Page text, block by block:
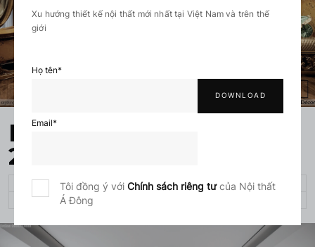
Xu hướng thiết kế nội thất mới nhất tại Việt Nam và trên thế
giới
Họ tên*
Email*
Tôi đồng ý với Chính sách riêng tưcủa Nội thất
Á Đông
Biệt thự tân cổ điển
2023
BIỆT THỰ, PENTHOUSE, DUPLEX